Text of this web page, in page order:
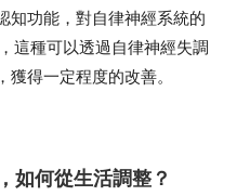
知功能，對自律神經系統的
這種可以透過 自律神經失調
獲得一定程度的改善。
如何從生活調整？